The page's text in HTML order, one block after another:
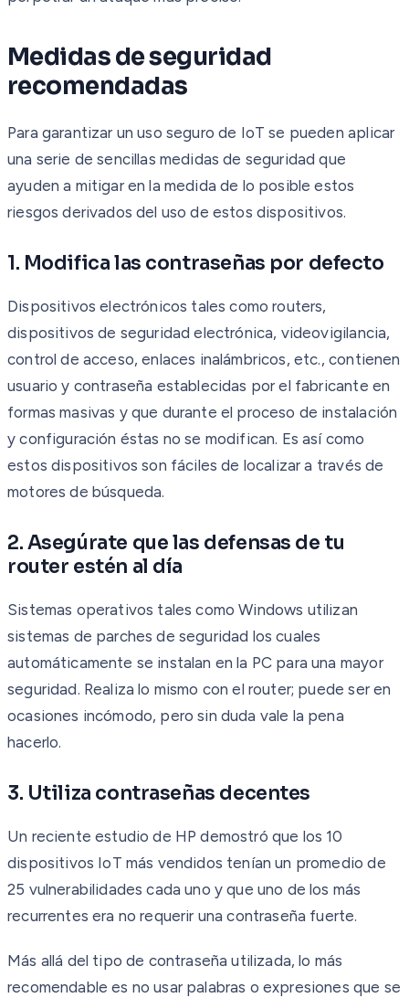
Medidas de seguridad
recomendadas
Para garantizar un uso seguro de IoT se pueden aplicar
una serie de sencillas medidas de seguridad que
ayuden a mitigar en la medida de lo posible estos
riesgos derivados del uso de estos dispositivos.
1. Modifica las contraseñas por defecto
Dispositivos electrónicos tales como routers,
dispositivos de seguridad electrónica, videovigilancia,
control de acceso, enlaces inalámbricos, etc., contienen
usuario y contraseña establecidas por el fabricante en
formas masivas y que durante el proceso de instalación
y configuración éstas no se modifican. Es así como
estos dispositivos son fáciles de localizar a través de
motores de búsqueda.
2. Asegúrate que las defensas de tu
router estén al día
Sistemas operativos tales como Windows utilizan
sistemas de parches de seguridad los cuales
automáticamente se instalan en la PC para una mayor
seguridad. Realiza lo mismo con el router; puede ser en
ocasiones incómodo, pero sin duda vale la pena
hacerlo.
3. Utiliza contraseñas decentes
Un reciente estudio de HP demostró que los 10
dispositivos IoT más vendidos tenían un promedio de
25 vulnerabilidades cada uno y que uno de los más
recurrentes era no requerir una contraseña fuerte.
Más allá del tipo de contraseña utilizada, lo más
recomendable es no usar palabras o expresiones que se